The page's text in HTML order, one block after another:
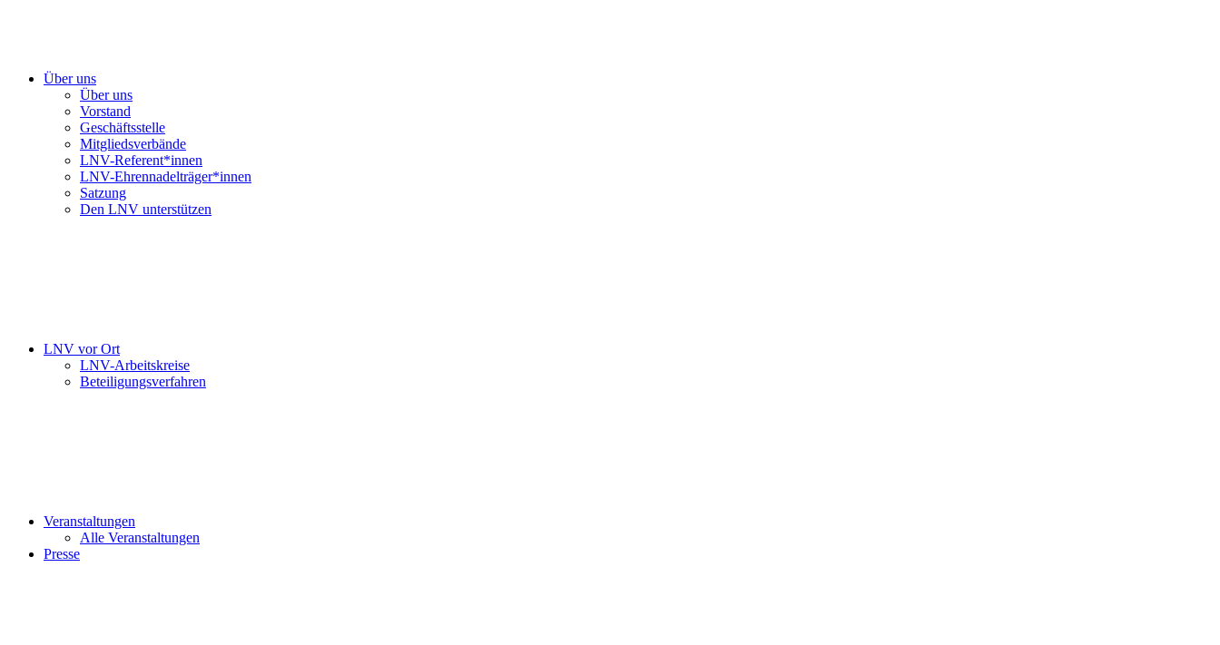
Über uns
Über uns
Vorstand
Geschäftsstelle
Mitgliedsverbände
LNV-Referent*innen
LNV-Ehrennadelträger*innen
Satzung
Den LNV unterstützen
LNV vor Ort
LNV-Arbeitskreise
Beteiligungsverfahren
Veranstaltungen
Alle Veranstaltungen
Presse